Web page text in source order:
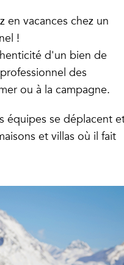
en vacances chez un
!
d'un bien de
des
ou à la campagne.
équipes se déplacent
et villas où il fait